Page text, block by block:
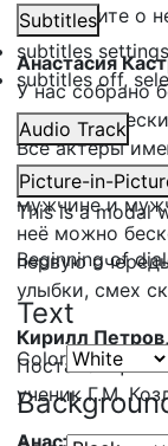
Subtitles
subtitles settings
subtitles off,
Audio Track
Picture-in-
This is a modal
Beginning of
Text
Color
Расскажите о
Анастасия
У нас собрано
Все актёры
Рассказы
мужчине и
неё можно
первую
улыбки, смех
Кирилл Петров,
Постановщик
ученик Г.М.
Анастасия